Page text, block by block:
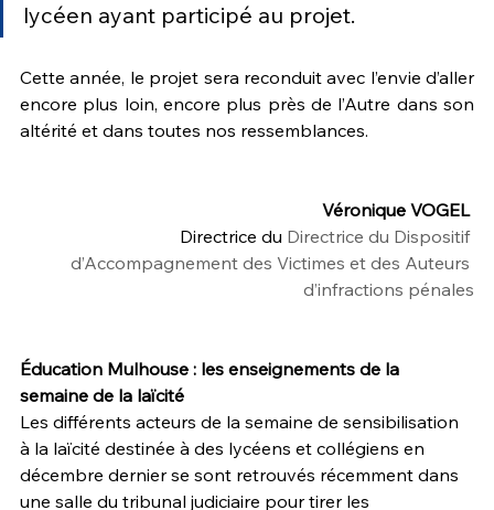
lycéen ayant participé au projet.
Cette année, le projet sera reconduit avec l’envie d’aller
encore plus loin, encore plus près de l’Autre dans son
altérité et dans toutes nos ressemblances.
Véronique VOGEL
Directrice du Directrice du Dispositif
d’Accompagnement des Victimes et des Auteurs
d’infractions pénales
Éducation Mulhouse : les enseignements de la
semaine de la laïcité
Les différents acteurs de la semaine de sensibilisation
à la laïcité destinée à des lycéens et collégiens en
décembre dernier se sont retrouvés récemment dans
une salle du tribunal judiciaire pour tirer les